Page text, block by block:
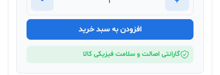
افزودن به سبد خرید
گارانتی اصالت و سلامت فیزیکی کالا